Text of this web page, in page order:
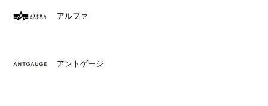
アルファ
アントゲージ